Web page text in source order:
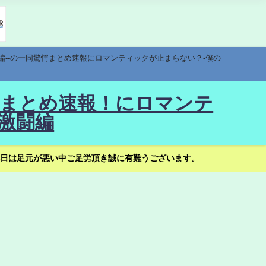
の一同驚愕まとめ速報にロマンティックが止まらない？-僕の
とめ速報！にロマンテ
闘編
足元が悪い中ご足労頂き誠に有難うございます。